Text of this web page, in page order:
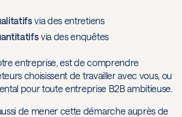
via des entretiens
via des enquêtes
entreprise, est de comprendre
choisissent de travailler avec vous, ou
pour toute entreprise B2B ambitieuse.
de mener cette démarche auprès de